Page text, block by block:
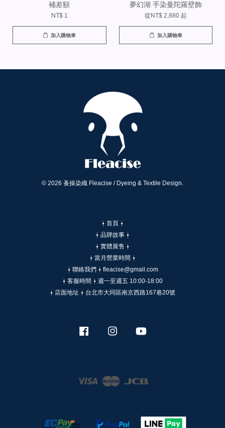
補差額
NT$ 1
加入購物車
夢幻湖 手染曼陀羅壁飾
從 NT$ 2,880 起
加入購物車
© 2026 蚤操染織 Fleacise / Dyeing & Textile Design.
⍿ 首頁 ⍿
⍿ 品牌故事 ⍿
⍿ 實體展售 ⍿
⍿ 當月營業時間 ⍿
⍿ 聯絡我們 ⍿ fleacise@gmail.com
⍿ 客服時間 ⍿ 週一至週五 10:00-18:00
⍿ 店面地址 ⍿ 台北市大同區南京西路167巷20號
Facebook Instagram
Visa Master